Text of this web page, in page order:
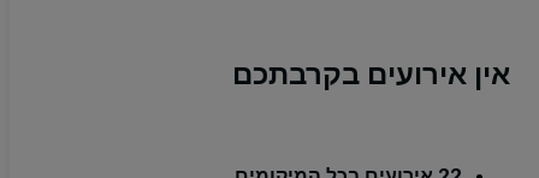
אין אירועים בקרבתכם